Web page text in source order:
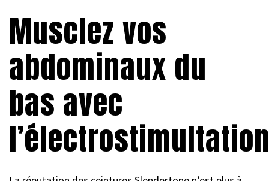
Musclez vos
abdominaux du
bas avec